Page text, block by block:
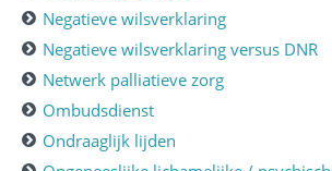
Negatieve wilsverklaring
Negatieve wilsverklaring versus DNR
Netwerk palliatieve zorg
Ombudsdienst
Ondraaglijk lijden